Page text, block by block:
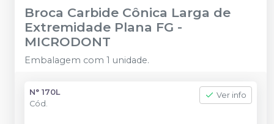
Broca Carbide Cônica Larga de
Extremidade Plana FG -
MICRODONT
Embalagem com 1 unidade.
N° 170L
Cód.
Ver info